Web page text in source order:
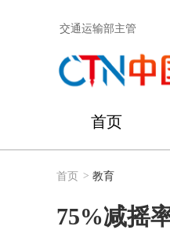
交通运输部主管
首页
首页 > 教育
75%减摇